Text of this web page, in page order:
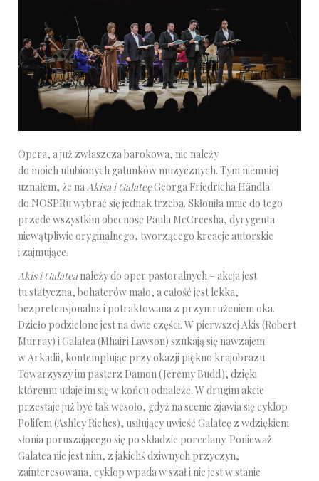
Opera, a już zwłaszcza barokowa, nie należy
do moich ulubionych gatunków muzycznych. Tym niemniej
uznałem, że naAkisa i GalateęGeorga Friedricha Händla
do NOSPRu wybrać się jednak trzeba. Skłoniła mnie do tego
przede wszystkim obecność Paula McCreesha, dyrygenta
niewątpliwie oryginalnego, tworzącego kreacje autorskie
i zajmujące.
Akis i Galatea należy do oper pastoralnych – akcja jest
tu statyczna, bohaterów mało, a całość jest lekka,
bezpretensjonalna i potraktowana z przymrużeniem oka.
Dzieło podzielone jest na dwie części. W pierwszej Akis (Robert
Murray) i Galatea (Mhairi Lawson) szukają się nawzajem
w Arkadii, kontemplując przy okazji piękno krajobrazu.
Towarzyszy im pasterz Damon (Jeremy Budd), dzięki
któremu udaje im się w końcu odnaleźć. W drugim akcie
przestaje już być tak wesoło, gdyż na scenie zjawia się cyklop
Polifem (Ashley Riches), usiłujący uwieść Galateę z wdziękiem
słonia poruszającego się po składzie porcelany. Ponieważ
Galatea nie jest nim, z jakichś dziwnych przyczyn,
zainteresowana, cyklop wpada w szał i nie jest w stanie